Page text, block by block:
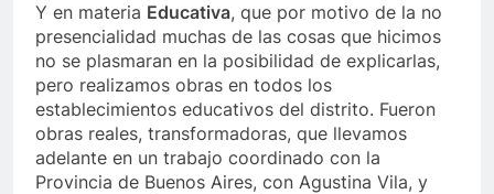
Y en materia Educativa, que por motivo de la no
presencialidad muchas de las cosas que hicimos
no se plasmaran en la posibilidad de explicarlas,
pero realizamos obras en todos los
establecimientos educativos del distrito. Fueron
obras reales, transformadoras, que llevamos
adelante en un trabajo coordinado con la
Provincia de Buenos Aires, con Agustina Vila, y